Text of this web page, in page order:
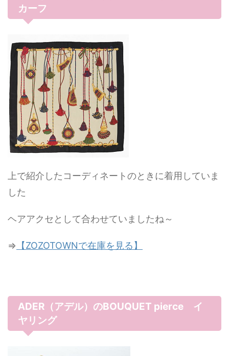
カーフ
上で紹介したコーディネートのときに着用していま
した
ヘアアクセとして合わせていましたね～
⇒ 【ZOZOTOWNで在庫を見る】
ADER（アデル）のBOUQUET pierce イ
ヤリング